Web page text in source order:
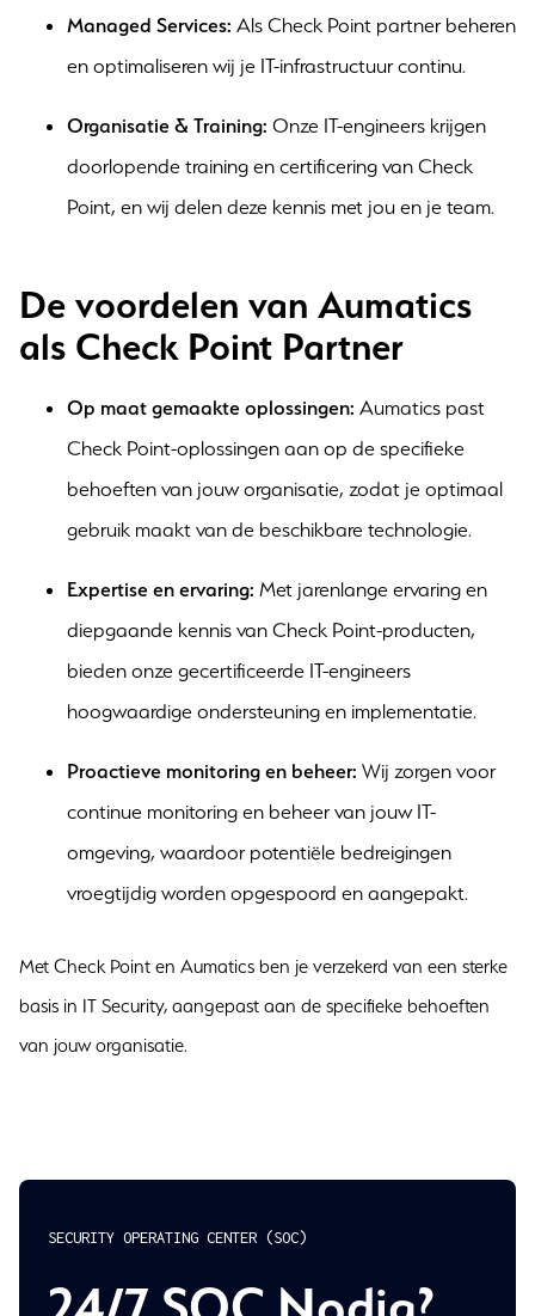
Managed Services: Als Check Point partner beheren
en optimaliseren wij je IT-infrastructuur continu.
Organisatie & Training: Onze IT-engineers krijgen
doorlopende training en certificering van Check
Point, en wij delen deze kennis met jou en je team.
De voordelen van Aumatics
als Check Point Partner
Op maat gemaakte oplossingen: Aumatics past
Check Point-oplossingen aan op de specifieke
behoeften van jouw organisatie, zodat je optimaal
gebruik maakt van de beschikbare technologie.
Expertise en ervaring: Met jarenlange ervaring en
diepgaande kennis van Check Point-producten,
bieden onze gecertificeerde IT-engineers
hoogwaardige ondersteuning en implementatie.
Proactieve monitoring en beheer: Wij zorgen voor
continue monitoring en beheer van jouw IT-
omgeving, waardoor potentiële bedreigingen
vroegtijdig worden opgespoord en aangepakt.
Met Check Point en Aumatics ben je verzekerd van een sterke
basis in IT Security, aangepast aan de specifieke behoeften
van jouw organisatie.
SECURITY OPERATING CENTER (SOC)